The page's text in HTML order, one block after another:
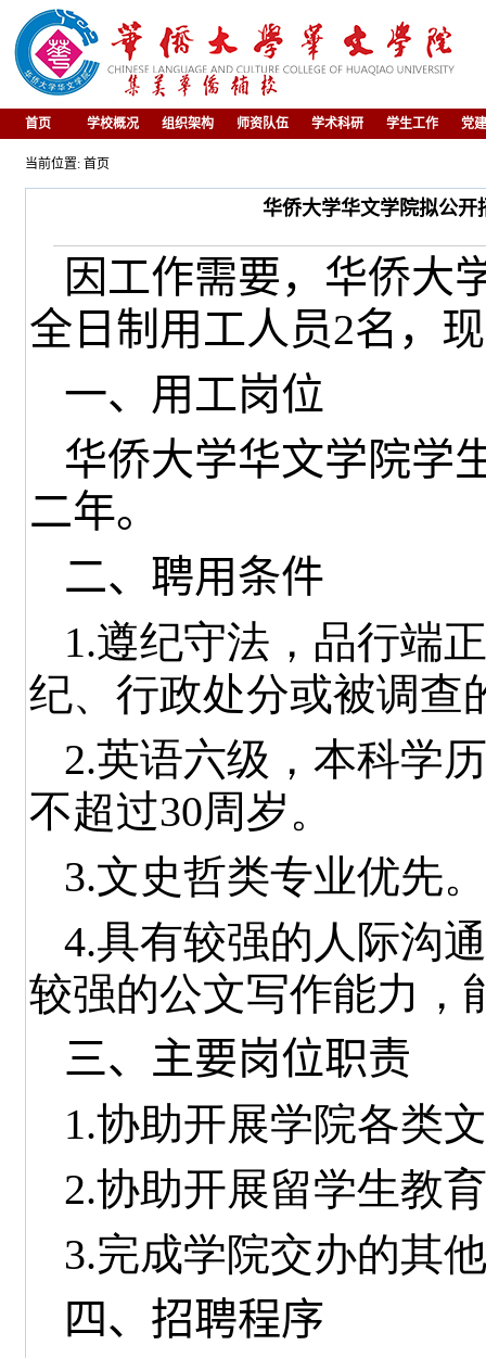
首页 学校概况 组织架构 师资队伍 学术科研 学生工作 党
当前位置: 首页
华侨大学华文学院拟公开
因工作需要，华侨大
全日制用工人员2名，
一、用工岗位
华侨大学华文学院学
二年。
二、聘用条件
1.遵纪守法，品行端
纪、行政处分或被调查
2.英语六级，本科学
不超过30周岁。
3.文史哲类专业优先。
4.具有较强的人际沟
较强的公文写作能力，
三、主要岗位职责
1.协助开展学院各类
2.协助开展留学生教
3.完成学院交办的其
四、招聘程序